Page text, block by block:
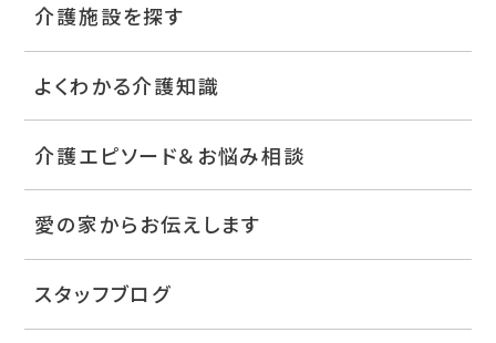
介護施設を探す
よくわかる介護知識
介護エピソード＆お悩み相談
愛の家からお伝えします
スタッフブログ